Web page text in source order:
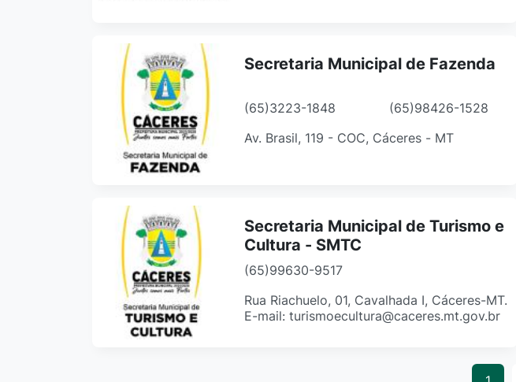
Secretaria Municipal de Fazenda
(65)3223-1848
(65)98426-1528
Av. Brasil, 119 - COC, Cáceres - MT
Secretaria Municipal de Turismo e
Cultura - SMTC
(65)99630-9517
Rua Riachuelo, 01, Cavalhada I, Cáceres-MT.
E-mail: turismoecultura@caceres.mt.gov.br